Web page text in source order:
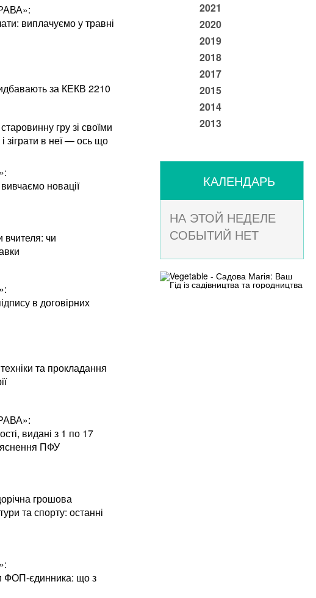
виплачуємо у травні
за КЕКВ 2210
гру зі своїми
зіграти в неї — ось що
новації
вчителя: чи
в договірних
та прокладання
видані з 1 по 17
ПФУ
грошова
та спорту: останні
ФОП-єдинника: що з
2021
2020
2019
2018
2017
2015
2014
2013
КАЛЕНДАРЬ
НА ЭТОЙ НЕДЕЛЕ
СОБЫТИЙ НЕТ